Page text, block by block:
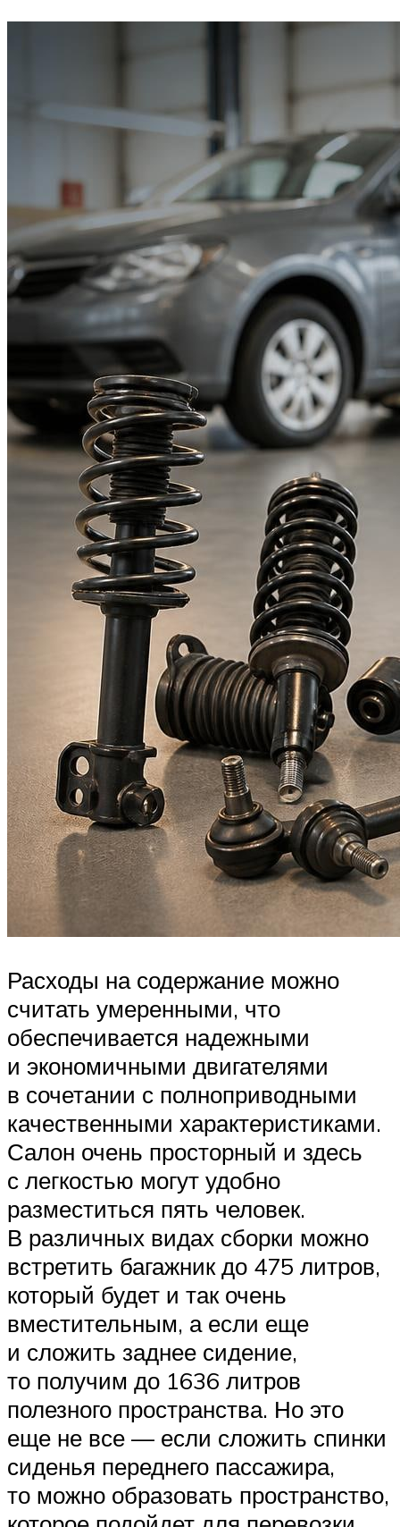
Расходы на содержание можно
считать умеренными, что
обеспечивается надежными
и экономичными двигателями
в сочетании с полноприводными
качественными характеристиками.
Салон очень просторный и здесь
с легкостью могут удобно
разместиться пять человек.
В различных видах сборки можно
встретить багажник до 475 литров,
который будет и так очень
вместительным, а если еще
и сложить заднее сидение,
то получим до 1636 литров
полезного пространства. Но это
еще не все — если сложить спинки
сиденья переднего пассажира,
то можно образовать пространство,